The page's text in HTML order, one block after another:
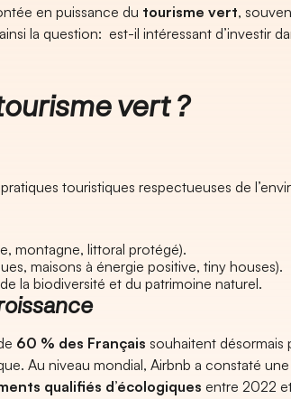
en puissance du tourisme vert,
la question: est-il intéressant d’investir
vert ?
touristiques respectueuses de
montagne, littoral protégé).
maisons à énergie positive, tiny houses).
la biodiversité et du patrimoine naturel.
60 % des Français souhaitent désormais
Au niveau mondial, Airbnb a constaté
qualifiés d’écologiques entre 2022